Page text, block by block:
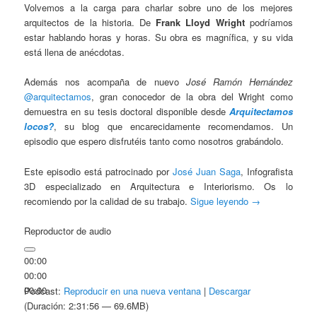
Volvemos a la carga para charlar sobre uno de los mejores
arquitectos de la historia. De Frank Lloyd Wrightpodríamos
estar hablando horas y horas. Su obra es magnífica, y su vida
está llena de anécdotas.
Además nos acompaña de nuevo José Ramón Hernández
@arquitectamos, gran conocedor de la obra del Wright como
demuestra en su tesis doctoral disponible desde Arquitectamos
locos?, su blog que encarecidamente recomendamos. Un
episodio que espero disfrutéis tanto como nosotros grabándolo.
Este episodio está patrocinado por José Juan Saga, Infografista
3D especializado en Arquitectura e Interiorismo. Os lo
recomiendo por la calidad de su trabajo.Sigue leyendo →
Reproductor de audio
00:00
00:00
00:00
Podcast: Reproducir en una nueva ventana | Descargar
(Duración: 2:31:56 — 69.6MB)